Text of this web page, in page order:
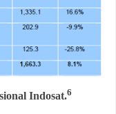
Indosat.6